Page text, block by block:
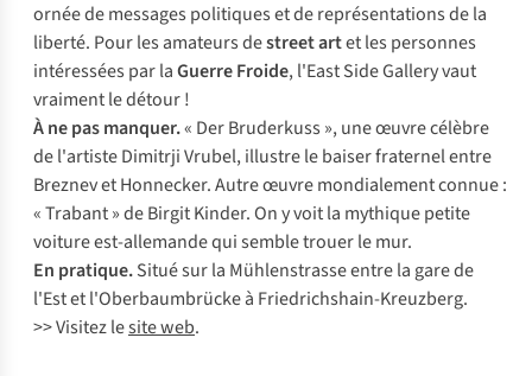
ornée de messages politiques et de représentations de la
liberté. Pour les amateurs destreet artet les personnes
intéressées par laGuerre Froide, l'East Side Gallery vaut
vraiment le détour !
À ne pas manquer.« Der Bruderkuss », une œuvre célèbre
de l'artiste Dimitrji Vrubel, illustre le baiser fraternel entre
Breznev et Honnecker. Autre œuvre mondialement connue :
« Trabant » de Birgit Kinder. On y voit la mythique petite
voiture est-allemande qui semble trouer le mur.
En pratique.Situé sur la Mühlenstrasse entre la gare de
l'Est et l'Oberbaumbrücke à Friedrichshain-Kreuzberg.
>> Visitez lesite web.